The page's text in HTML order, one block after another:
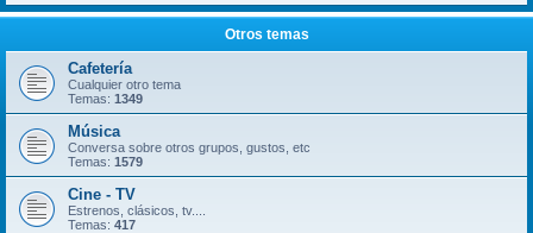
Otros temas
Cafetería
Cualquier otro tema
Temas: 1349
Música
Conversa sobre otros grupos, gustos, etc
Temas: 1579
Cine - TV
Estrenos, clásicos, tv....
Temas: 417